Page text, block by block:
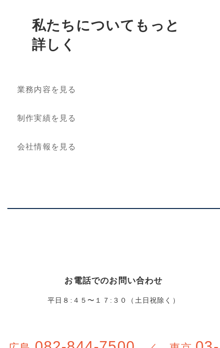
私たちについてもっと
詳しく
業務内容を見る
制作実績を見る
会社情報を見る
お電話でのお問い合わせ
平日８:４５〜１７:３０（土日祝除く）